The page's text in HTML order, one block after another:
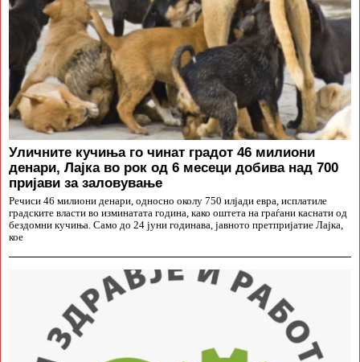
Уличните кучиња го чинат градот 46 милиони
денари, Лајка во рок од 6 месеци добива над 700
пријави за заловување
Речиси 46 милиони денари, односно околу 750 илјади евра, исплатиле
градските власти во изминатата година, како оштета на граѓани каснати од
бездомни кучиња. Само до 24 јуни годинава, јавното претпријатие Лајка,
кое